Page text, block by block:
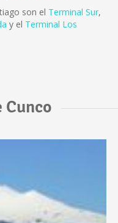
son el Terminal Sur,
y el Terminal Los
Cunco